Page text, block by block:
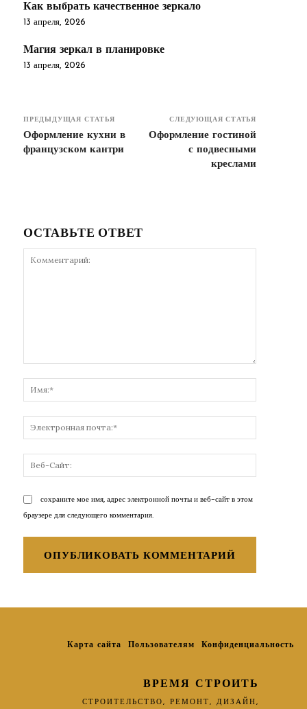
Как выбрать качественное зеркало
13 апреля, 2026
Магия зеркал в планировке
13 апреля, 2026
ПРЕДЫДУЩАЯ СТАТЬЯ
Оформление кухни в
французском кантри
СЛЕДУЮЩАЯ СТАТЬЯ
Оформление гостиной
с подвесными
креслами
ОСТАВЬТЕ ОТВЕТ
почта:*
Сайт:
сохраните мое имя, адрес электронной почты и веб-сайт в этом
браузере для следующего комментария.
Карта сайта Пользователям Конфиденциальность
ВРЕМЯ СТРОИТЬ
СТРОИТЕЛЬСТВО, РЕМОНТ, ДИЗАЙН,